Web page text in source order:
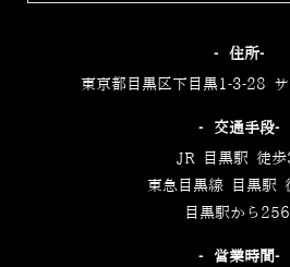
‐住所‐
東京都目黒区下目黒1-3-28
‐交通手段‐
JR 目黒駅 徒歩
東急目黒線 目黒駅
目黒駅から
‐営業時間‐